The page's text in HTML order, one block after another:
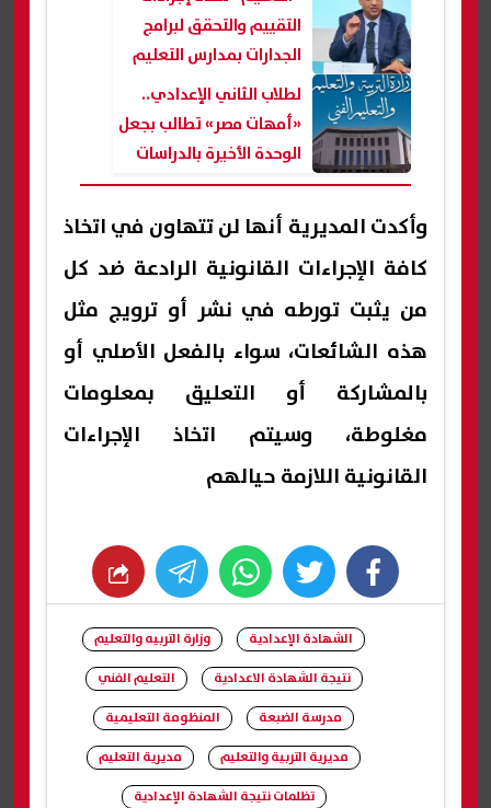
التقييم والتحقق لبرامج
الجدارات بمدارس التعليم
الفني
لطلاب الثاني الإعدادي..
«أمهات مصر» تطالب بجعل
الوحدة الأخيرة بالدراسات
والعلوم للإطلاع
وأكدت المديرية أنها لن تتهاون في اتخاذ
كافة الإجراءات القانونية الرادعة ضد كل
من يثبت تورطه في نشر أو ترويج مثل
هذه الشائعات، سواء بالفعل الأصلي أو
بالمشاركة أو التعليق بمعلومات
مغلوطة، وسيتم اتخاذ الإجراءات
القانونية اللازمة حيالهم
facebook
twitter
whats
الشهادة الإعدادية
وزارة التربيه والتعليم
نتيجة الشهادة الاعدادية
التعليم الفني
مدرسة الضبعة
المنظومة التعليمية
مديرية التربية والتعليم
مديرية التعليم
تظلمات نتيجة الشهادة الإعدادية